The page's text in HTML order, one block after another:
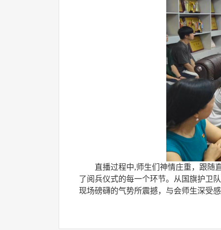
直播过程中,师生们神情庄重，跟随
了阅兵仪式的每一个环节。从国旗护卫
现场磅礴的气势所震撼，与会师生深受